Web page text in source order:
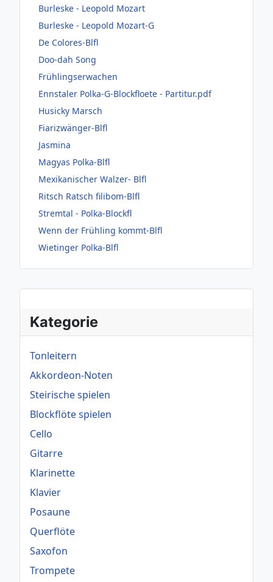
Kategorie
Tonleitern
Akkordeon-Noten
Steirische spielen
Blockflöte spielen
Cello
Gitarre
Klarinette
Klavier
Posaune
Querflöte
Saxofon
Trompete
Burleske - Leopold Mozart
Burleske - Leopold Mozart-G
De Colores-Blfl
Doo-dah Song
Frühlingserwachen
Ennstaler Polka-G-Blockfloete - Partitur.pdf
Husicky Marsch
Fiarizwänger-Blfl
Jasmina
Magyas Polka-Blfl
Mexikanischer Walzer- Blfl
Ritsch Ratsch filibom-Blfl
Stremtal - Polka-Blockfl
Wenn der Frühling kommt-Blfl
Wietinger Polka-Blfl